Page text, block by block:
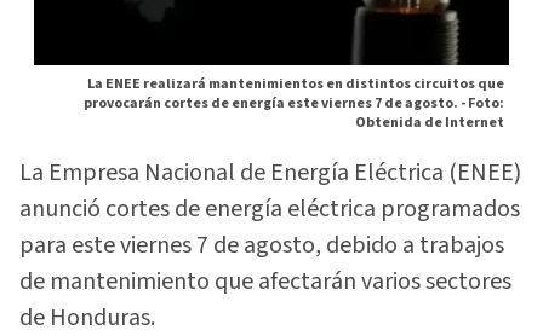
La ENEE realizará mantenimientos en distintos circuitos que
provocarán cortes de energía este viernes 7 de agosto. -Foto:
Obtenida de Internet
La Empresa Nacional de Energía Eléctrica (ENEE)
anunció cortes de energía eléctrica programados
para este viernes 7 de agosto, debido a trabajos
de mantenimiento que afectarán varios sectores
de Honduras.